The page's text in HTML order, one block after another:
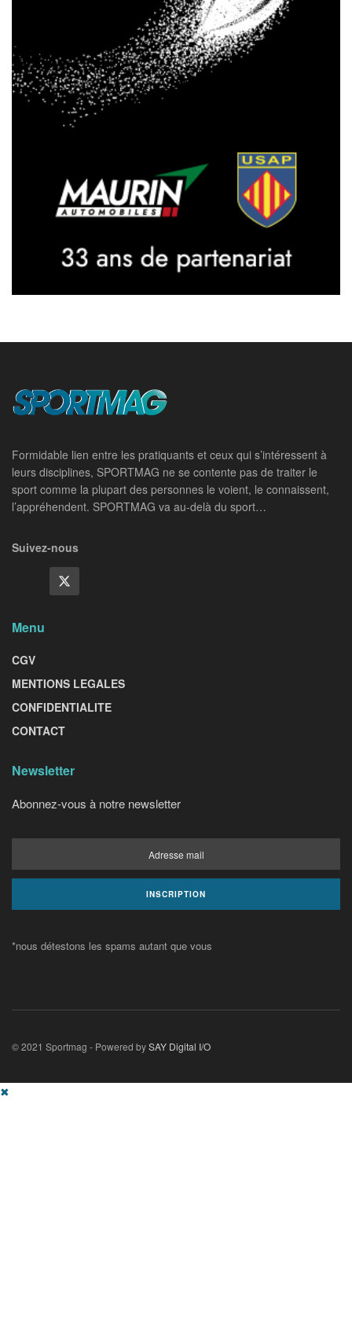
Formidable lien entre les pratiquants et ceux qui s’intéressent à
leurs disciplines, SPORTMAG ne se contente pas de traiter le
sport comme la plupart des personnes le voient, le connaissent,
l’appréhendent. SPORTMAG va au-delà du sport…
Suivez-nous
Menu
CGV
MENTIONS LEGALES
CONFIDENTIALITE
CONTACT
Newsletter
Abonnez-vous à notre newsletter
*nous détestons les spams autant que vous
© 2021 Sportmag - Powered bySAY Digital I/O
✖